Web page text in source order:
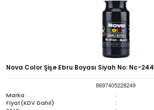
Nova Color Şişe Ebru Boyası Siyah No: Nc-244
8697405228249
Marka
:
Fiyat(KDV Dahil) :